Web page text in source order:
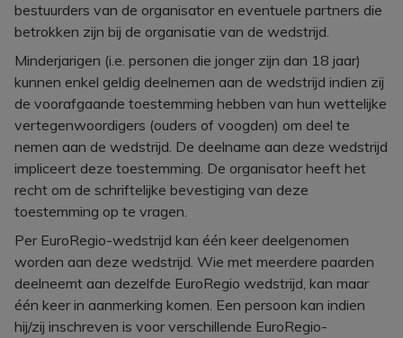
bestuurders van de organisator en eventuele partners die
betrokken zijn bij de organisatie van de wedstrijd.
Minderjarigen (i.e. personen die jonger zijn dan 18 jaar)
kunnen enkel geldig deelnemen aan de wedstrijd indien zij
de voorafgaande toestemming hebben van hun wettelijke
vertegenwoordigers (ouders of voogden) om deel te
nemen aan de wedstrijd. De deelname aan deze wedstrijd
impliceert deze toestemming. De organisator heeft het
recht om de schriftelijke bevestiging van deze
toestemming op te vragen.
Per EuroRegio-wedstrijd kan één keer deelgenomen
worden aan deze wedstrijd. Wie met meerdere paarden
deelneemt aan dezelfde EuroRegio wedstrijd, kan maar
één keer in aanmerking komen. Een persoon kan indien
hij/zij inschreven is voor verschillende EuroRegio-